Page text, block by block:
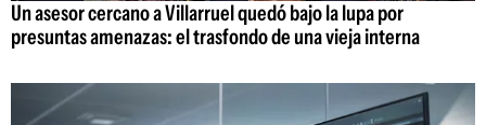
Un asesor cercano a Villarruel quedó bajo la lupa por
presuntas amenazas: el trasfondo de una vieja interna